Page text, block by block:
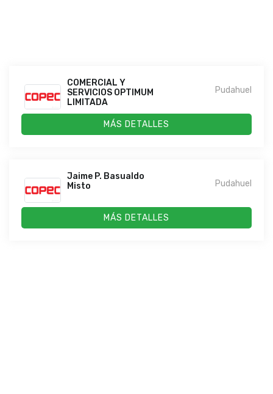
COMERCIAL Y
SERVICIOS OPTIMUM
LIMITADA
Pudahuel
MÁS DETALLES
Jaime P. Basualdo
Misto
Pudahuel
MÁS DETALLES